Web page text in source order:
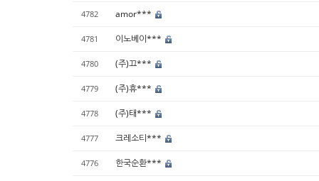
4782 amor***
4781 이노베이***
4780 (주)끄***
4779 (주)휴***
4778 (주)태***
4777 크레소티***
4776 한국순환***